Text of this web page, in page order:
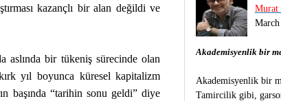
kazançlı bir alan değildi ve
aslında bir tükeniş sürecinde olan
yıl boyunca küresel kapitalizm
başında “tarihin sonu geldi” diye
Murat
Akademisyenlik bir
Akademisyenlik bir
Tamircilik gibi,